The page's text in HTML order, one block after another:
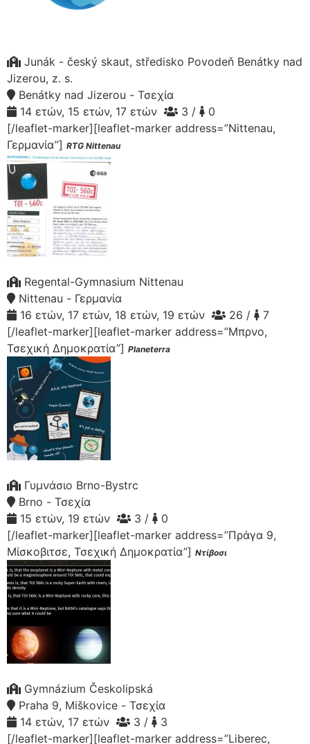
Junák - český skaut, středisko Povodeň Benátky nad
Jizerou, z. s.
Benátky nad Jizerou - Τσεχία
14 ετών, 15 ετών, 17 ετών
3 /
0
[/leaflet-marker][leaflet-marker address=”Nittenau,
Γερμανία”] RTG Nittenau
Regental-Gymnasium Nittenau
Nittenau - Γερμανία
16 ετών, 17 ετών, 18 ετών, 19 ετών
26 /
7
[/leaflet-marker][leaflet-marker address=”Μπρνο,
Τσεχική Δημοκρατία”] Planeterra
Γυμνάσιο Brno-Bystrc
Brno - Τσεχία
15 ετών, 19 ετών
3 /
0
[/leaflet-marker][leaflet-marker address=”Πράγα 9,
Μίσκοβιτσε, Τσεχική Δημοκρατία”] Ντίβοσι
Gymnázium Českolipská
Praha 9, Miškovice - Τσεχία
14 ετών, 17 ετών
3 /
3
[/leaflet-marker][leaflet-marker address=”Liberec,